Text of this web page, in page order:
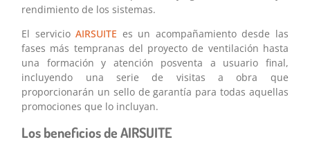
rendimiento de los sistemas.
El servicioAIRSUITE es un acompañamiento desde las
fases más tempranas del proyecto de ventilación hasta
una formación y atención posventa a usuario final,
incluyendo una serie de visitas a obra que
proporcionarán un sello de garantía para todas aquellas
promociones que lo incluyan.
Los beneficios de AIRSUITE